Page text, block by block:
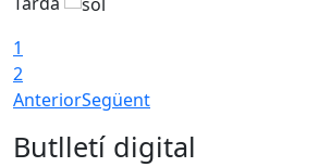
1
2
AnteriorSegüent
Butlletí digital